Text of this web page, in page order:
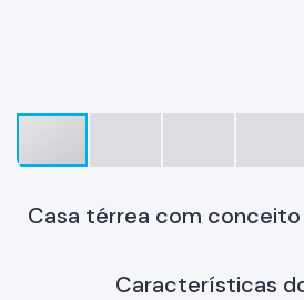
Casa térrea com
Características